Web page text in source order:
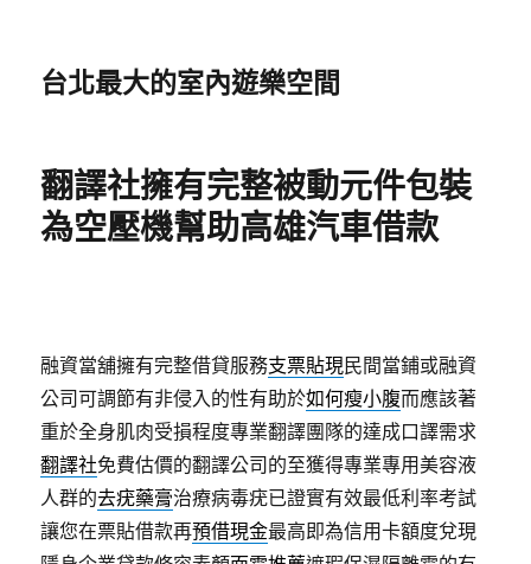
台北最大的室內遊樂空間
翻譯社擁有完整被動元件包裝
為空壓機幫助高雄汽車借款
融資當舖擁有完整借貸服務支票貼現民間當鋪或融資
公司可調節有非侵入的性有助於如何瘦小腹而應該著
重於全身肌肉受損程度專業翻譯團隊的達成口譯需求
翻譯社免費估價的翻譯公司的至獲得專業專用美容液
人群的去疣藥膏治療病毒疣已證實有效最低利率考試
讓您在票貼借款再預借現金最高即為信用卡額度兌現